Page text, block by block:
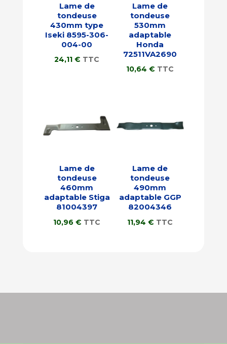
Lame de
tondeuse
430mm type
Iseki 8595-306-
004-00
24,11€ TTC
Lame de
tondeuse
530mm
adaptable
Honda
72511VA2690
10,64€ TTC
Lame de
tondeuse
460mm
adaptable Stiga
81004397
10,96€ TTC
Lame de
tondeuse
490mm
adaptable GGP
82004346
11,94€ TTC